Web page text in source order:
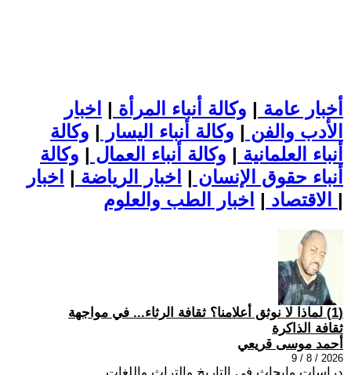
أخبار عامة | وكالة أنباء المرأة | اخبار
الأدب والفن | وكالة أنباء اليسار | وكالة
أنباء العلمانية | وكالة أنباء العمال | وكالة
أنباء حقوق الإنسان | اخبار الرياضة | اخبار
الاقتصاد | |
(1) لماذا لا نوثق أعلامنا؟ ثقافة الرثاء... في مواجهة
ثقافة الذاكرة
أحمد موسى قريعي
2026 / 8 / 9